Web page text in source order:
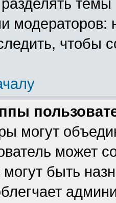
чтобы
могут
может
могут быть